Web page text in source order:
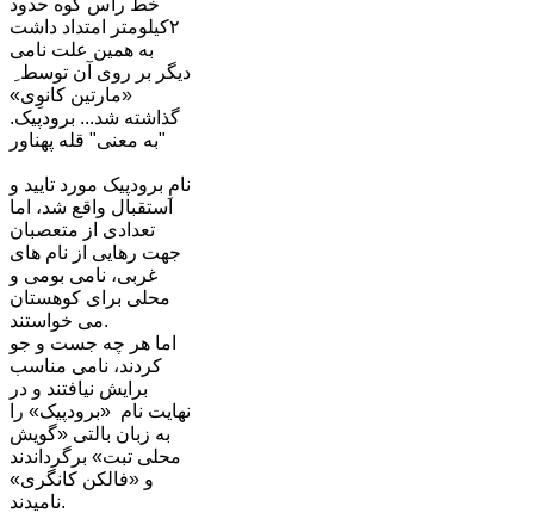
٢کیلومتر امتداد داشت
به همین علت نامی
دیگر بر روی آن توسط ِ
«مارتین کانوِی»
گذاشته شد... برودپیک.
به معنی" قله پهناور"
نامِ برودپیک مورد تایید و
استقبال واقع شد، اما
تعدادی از متعصبان
جهت رهایی از نام های
غربی، نامی بومی و
محلی برای کوهستان
می خواستند.
اما هر چه جست و جو
کردند، نامی مناسب
برایش نیافتند و در
نهایت نام «برودپیک» را
به زبان بالتی «گویش
محلی تبت» برگرداندند
و «فالکن کانگری»
نامیدند.